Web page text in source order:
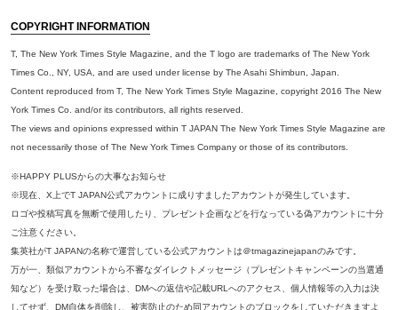
COPYRIGHT INFORMATION
T, The New York Times Style Magazine, and the T logo are trademarks of The New York
Times Co., NY, USA, and are used under license by The Asahi Shimbun, Japan.
Content reproduced from T, The New York Times Style Magazine, copyright 2016 The New
York Times Co. and/or its contributors, all rights reserved.
The views and opinions expressed within T JAPAN The New York Times Style Magazine are
not necessarily those of The New York Times Company or those of its contributors.
※HAPPY PLUSからの大事なお知らせ
※現在、X上でT JAPAN公式アカウントに成りすましたアカウントが発生しています。
ロゴや投稿写真を無断で使用したり、プレゼント企画などを行なっている偽アカウントに十分
ご注意ください。
集英社がT JAPANの名称で運営している公式アカウントは＠tmagazinejapanのみです。
万が一、類似アカウントから不審なダイレクトメッセージ（プレゼントキャンペーンの当選通
知など）を受け取った場合は、DMへの返信や記載URLへのアクセス、個人情報等の入力は決
してせず、DM自体を削除し、被害防止のため同アカウントのブロックをしていただきますよ